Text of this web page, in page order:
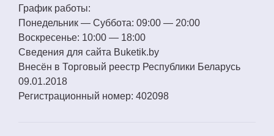
График работы:
Понедельник — Суббота: 09:00 — 20:00
Воскресенье: 10:00 — 18:00
Сведения для сайта Buketik.by
Внесён в Торговый реестр Республики Беларусь
09.01.2018
Регистрационный номер: 402098